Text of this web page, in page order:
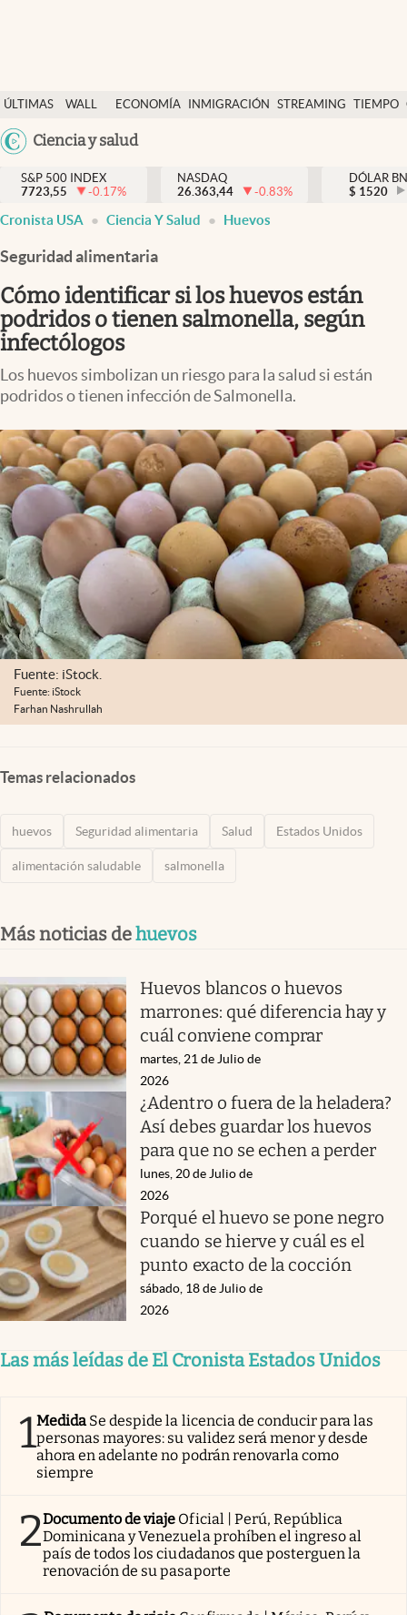
ÚLTIMAS
NOTICIAS
WALL
DÓLAR
ECONOMÍA INMIGRACIÓN STREAMING TIEMPO
México
Ciencia y salud
Finanzas y economía
Wall Street y dólar
Inmigración
Espiritual
Streaming
PC y mobile
USA
S&P 500 INDEX
7723,55
-0.17%
NASDAQ
26.363,44
-0.83%
DÓLAR
$ 1520
Cronista USA Ciencia Y Salud Huevos
Seguridad alimentaria
Cómo identificar si los huevos están
podridos o tienen salmonella, según
infectólogos
Los huevos simbolizan un riesgo para la salud si están
podridos o tienen infección de Salmonella.
Fuente: iStock.
Fuente: iStock
Farhan Nashrullah
Temas relacionados
huevos Seguridad alimentaria Salud Estados Unidos
alimentación saludable salmonella
Más noticias dehuevos
Huevos blancos o huevos
marrones: qué diferencia hay y
cuál conviene comprar
martes, 21 de Julio de
2026
¿Adentro o fuera de la heladera?
Así debes guardar los huevos
para que no se echen a perder
lunes, 20 de Julio de
2026
Porqué el huevo se pone negro
cuando se hierve y cuál es el
punto exacto de la cocción
sábado, 18 de Julio de
2026
Las más leídas de El Cronista Estados Unidos
1Medida Se despide la licencia de conducir para las
personas mayores: su validez será menor y desde
ahora en adelante no podrán renovarla como
siempre
2Documento de viaje Oficial | Perú, República
Dominicana y Venezuela prohíben el ingreso al
país de todos los ciudadanos que posterguen la
renovación de su pasaporte